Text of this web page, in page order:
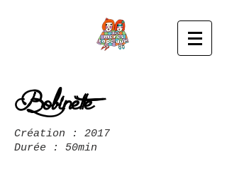
Bobinette
Création : 2017
Durée : 50min